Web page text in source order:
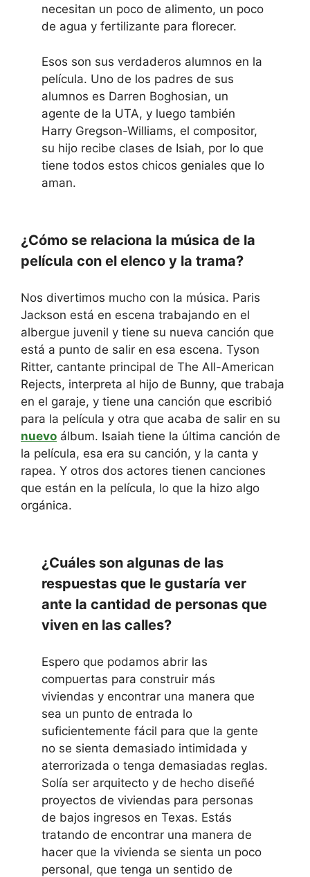
necesitan un poco de alimento, un poco
de agua y fertilizante para florecer.
Esos son sus verdaderos alumnos en la
película. Uno de los padres de sus
alumnos es Darren Boghosian, un
agente de la UTA, y luego también
Harry Gregson-Williams, el compositor,
su hijo recibe clases de Isiah, por lo que
tiene todos estos chicos geniales que lo
aman.
¿Cómo se relaciona la música de la
película con el elenco y la trama?
Nos divertimos mucho con la música. Paris
Jackson está en escena trabajando en el
albergue juvenil y tiene su nueva canción que
está a punto de salir en esa escena. Tyson
Ritter, cantante principal de The All-American
Rejects, interpreta al hijo de Bunny, que trabaja
en el garaje, y tiene una canción que escribió
para la película y otra que acaba de salir en su
nuevo álbum. Isaiah tiene la última canción de
la película, esa era su canción, y la canta y
rapea. Y otros dos actores tienen canciones
que están en la película, lo que la hizo algo
orgánica.
¿Cuáles son algunas de las
respuestas que le gustaría ver
ante la cantidad de personas que
viven en las calles?
Espero que podamos abrir las
compuertas para construir más
viviendas y encontrar una manera que
sea un punto de entrada lo
suficientemente fácil para que la gente
no se sienta demasiado intimidada y
aterrorizada o tenga demasiadas reglas.
Solía ​​ser arquitecto y de hecho diseñé
proyectos de viviendas para personas
de bajos ingresos en Texas. Estás
tratando de encontrar una manera de
hacer que la vivienda se sienta un poco
personal, que tenga un sentido de